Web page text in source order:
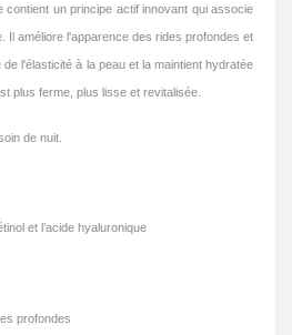
contient un principe actif innovant qui associe
Il améliore l'apparence des rides profondes et
l'élasticité à la peau et la maintient hydratée
plus ferme, plus lisse et revitalisée.
de nuit.
et l’acide hyaluronique
profondes